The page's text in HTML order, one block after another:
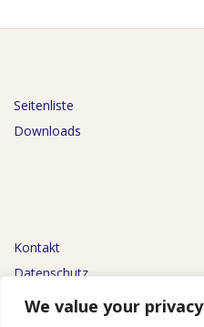
We value your privacy
Seitenliste
Downloads
Kontakt
Datenschutz
Impressum